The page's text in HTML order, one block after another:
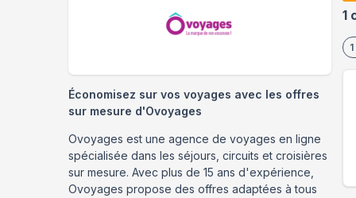
1
1
Économisez sur vos voyages avec les offres
sur mesure d'Ovoyages
Ovoyages est une agence de voyages en ligne
spécialisée dans les séjours, circuits et croisières
sur mesure. Avec plus de 15 ans d'expérience,
Ovoyages propose des offres adaptées à tous